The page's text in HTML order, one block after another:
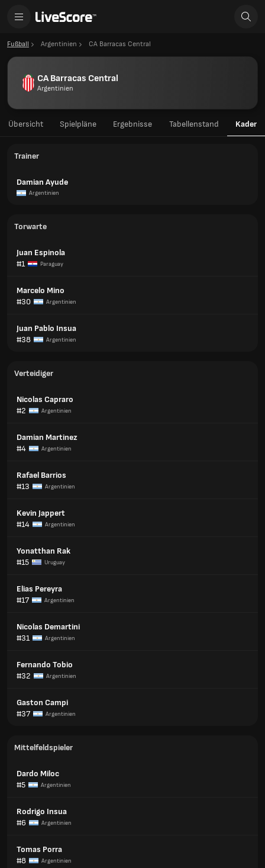
Fußball Argentinien CA Barracas Central
CA Barracas Central
Argentinien
Übersicht Spielpläne Ergebnisse Tabellenstand Kader
Trainer
Damian Ayude
Argentinien
Torwarte
Juan Espinola
#1
Paraguay
Marcelo Mino
#30
Argentinien
Juan Pablo Insua
#38
Argentinien
Verteidiger
Nicolas Capraro
#2
Argentinien
Damian Martinez
#4
Argentinien
Rafael Barrios
#13
Argentinien
Kevin Jappert
#14
Argentinien
Yonatthan Rak
#15
Uruguay
Elias Pereyra
#17
Argentinien
Nicolas Demartini
#31
Argentinien
Fernando Tobio
#32
Argentinien
Gaston Campi
#37
Argentinien
Mittelfeldspieler
Dardo Miloc
#5
Argentinien
Rodrigo Insua
#6
Argentinien
Tomas Porra
#8
Argentinien